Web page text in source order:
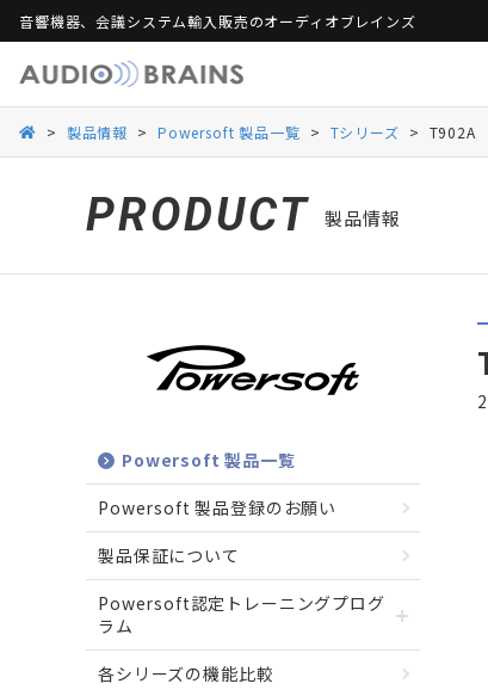
音響機器、会議システム輸入販売のオーディオブレインズ
Danacoid
INOGENI
Luminex
RDL
Taguchi
Televic
Danacoid
INOGENI
Luminex
RDL
Taguchi
Televic
> 製品情報 > Powersoft 製品一覧 > Tシリーズ > T902A
PRODUCT 製品情報
Powersoft 製品一覧
Powersoft 製品登録のお願い
製品保証について
Powersoft認定トレーニングプログ
ラム
各シリーズの機能比較